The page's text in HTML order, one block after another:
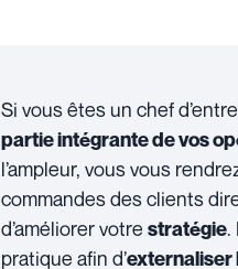
Si vous êtes un chef
partie intégrante de vos
l’ampleur, vous vous
commandes des clients
d’améliorer votre stratégie.
pratique afin d’externaliser